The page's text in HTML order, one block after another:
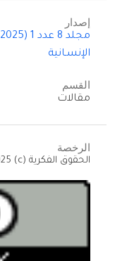
إصدار
الإنسـانية
القسم
مقالات
الرخصة
الحقوق الفكرية (c) 2025 عمران سعد أحمد حساني